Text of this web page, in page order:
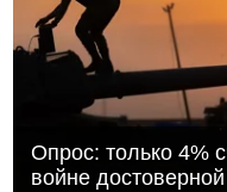
Опрос: только 4%
войне